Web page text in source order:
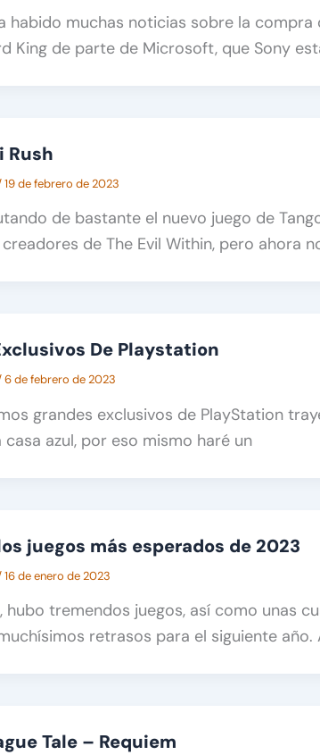
habido muchas noticias sobre la compra
King de parte de Microsoft, que Sony
Rush
19 de febrero de 2023
de bastante el nuevo juego de
de The Evil Within, pero ahora
De Playstation
6 de febrero de 2023
grandes exclusivos de PlayStation
azul, por eso mismo haré un
juegos más esperados de 2023
16 de enero de 2023
hubo tremendos juegos, así como unas
retrasos para el siguiente año.
Tale – Requiem